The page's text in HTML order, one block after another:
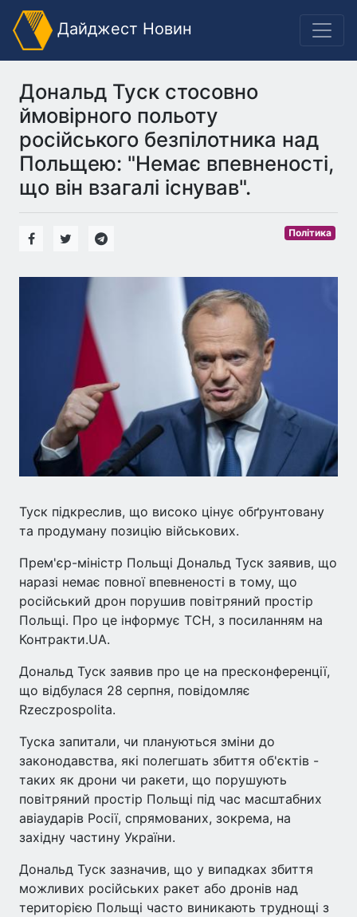
Дайджест Новин
Дональд Туск стосовно
ймовірного польоту
російського безпілотника над
Польщею: "Немає впевненості,
що він взагалі існував".
Політика
Туск підкреслив, що високо цінує обґрунтовану
та продуману позицію військових.
Прем'єр-міністр Польщі Дональд Туск заявив, що
наразі немає повної впевненості в тому, що
російський дрон порушив повітряний простір
Польщі. Про це інформує ТСН, з посиланням на
Контракти.UA.
Дональд Туск заявив про це на пресконференції,
що відбулася 28 серпня, повідомляє
Rzeczpospolita.
Туска запитали, чи плануються зміни до
законодавства, які полегшать збиття об'єктів -
таких як дрони чи ракети, що порушують
повітряний простір Польщі під час масштабних
авіаударів Росії, спрямованих, зокрема, на
західну частину України.
Дональд Туск зазначив, що у випадках збиття
можливих російських ракет або дронів над
територією Польщі часто виникають труднощі з